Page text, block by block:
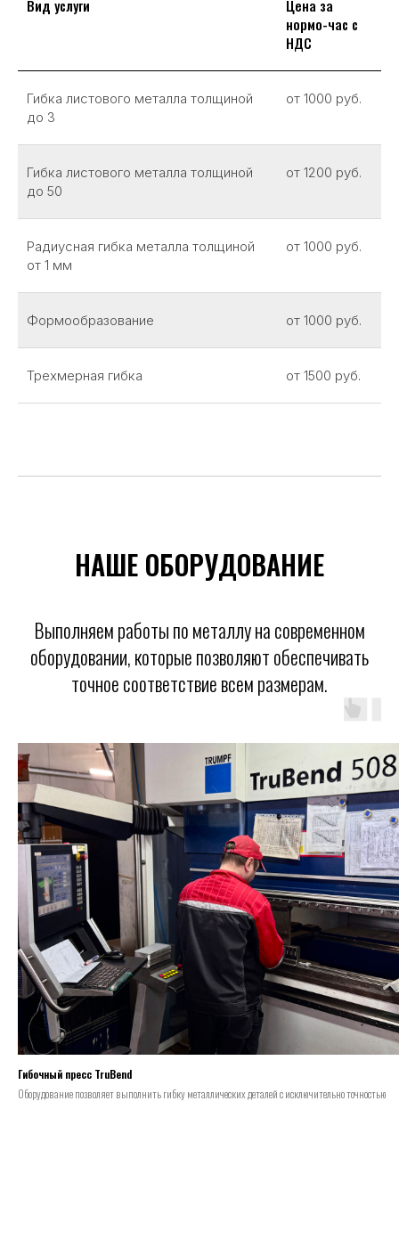
Вид услуги
Цена за
нормо-час с
НДС
Гибка листового металла толщиной
до 3
от 1000 руб.
Гибка листового металла толщиной
до 50
от 1200 руб.
Радиусная гибка металла толщиной
от 1 мм
от 1000 руб.
Формообразование от 1000 руб.
Трехмерная гибка от 1500 руб.
НАШЕ ОБОРУДОВАНИЕ
Выполняем работы по металлу на современном
оборудовании, которые позволяют обеспечивать
точное соответствие всем размерам.
Гибочный пресс TruBend
Оборудование позволяет выполнить гибку металлических деталей с исключительно точностью